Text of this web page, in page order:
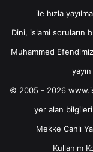
ile hızla
Dini, islami soruların
Muhammed
© 2005 - 2026
yer alan
Mekke Canlı
Kullanım